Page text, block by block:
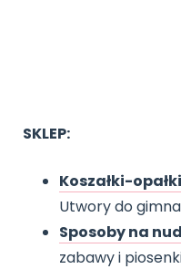
SKLEP:
Koszałki-
Utwory do
Sposoby na
zabawy i